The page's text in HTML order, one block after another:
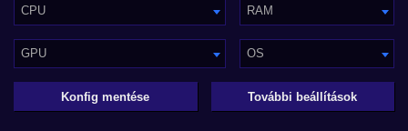
CPU RAM
GPU OS
Konfig mentése További beállítások